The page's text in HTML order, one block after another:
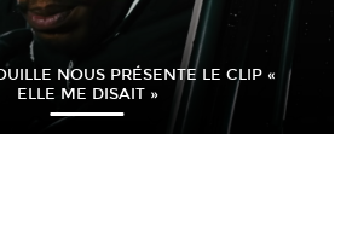
NOUS PRÉSENTE LE CLIP «
ELLE ME DISAIT »